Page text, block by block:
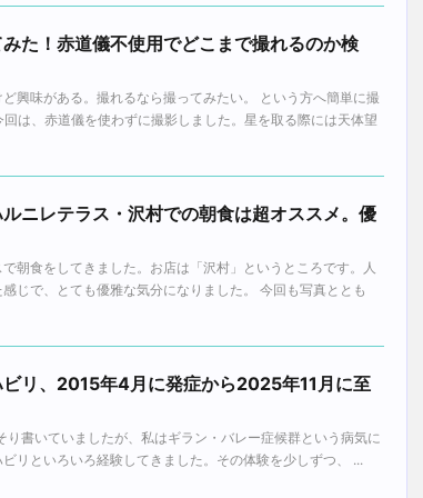
た！赤道儀不使用でどこまで撮れるのか検
興味がある。撮れるなら撮ってみたい。 という方へ簡単に撮
は、赤道儀を使わずに撮影しました。星を取る際には天体望
ニレテラス・沢村での朝食は超オススメ。優
朝食をしてきました。お店は「沢村」というところです。人
じで、とても優雅な気分になりました。 今回も写真ととも
リ、2015年4月に発症から2025年11月に至
書いていましたが、私はギラン・バレー症候群という病気に
リといろいろ経験してきました。その体験を少しずつ、 ...